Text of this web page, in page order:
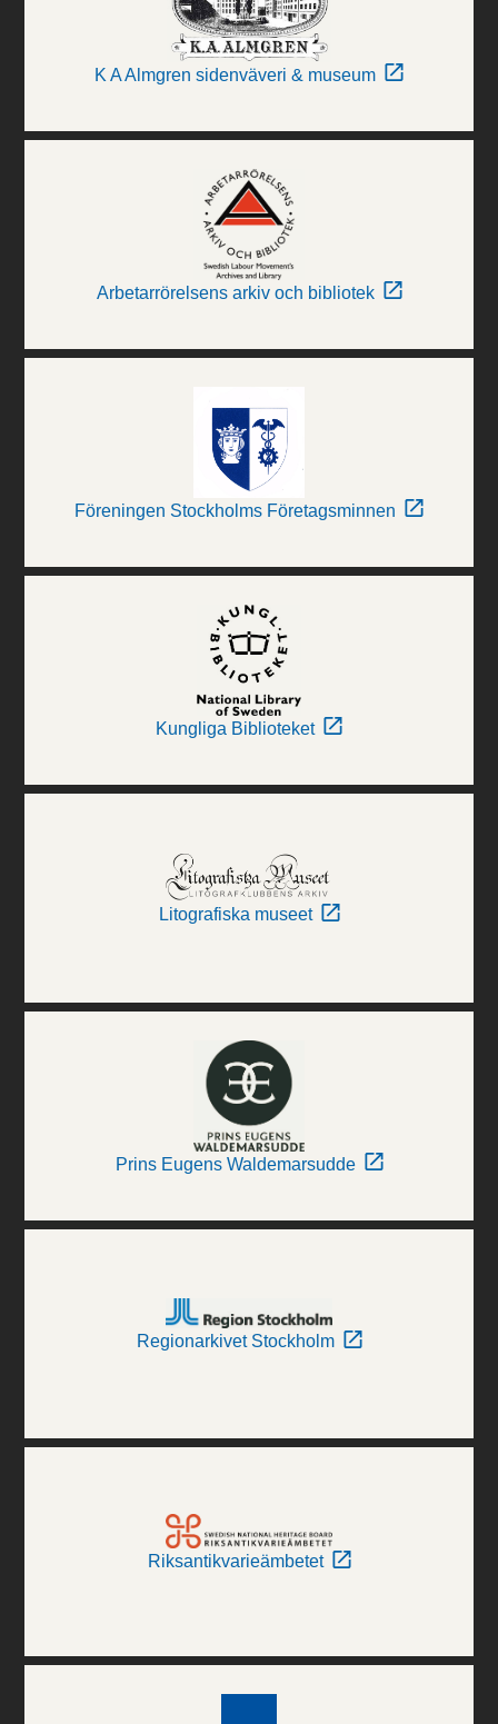
K A Almgren sidenväveri & museum
Arbetarrörelsens arkiv och bibliotek
Föreningen Stockholms Företagsminnen
Kungliga Biblioteket
Litografiska museet
Prins Eugens Waldemarsudde
Regionarkivet Stockholm
Riksantikvarieämbetet